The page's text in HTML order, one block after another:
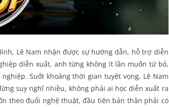
Lê Nam nhận được sự hướng dẫn, hỗ trợ diễn
diễn xuất, anh từng không ít lần muốn từ bỏ,
Suốt khoảng thời gian tuyệt vọng, Lê Nam
suy nghĩ nhiều, không phải ai học diễn xuất ra
theo đuổi nghệ thuật, đầu tiên bản thân phải có